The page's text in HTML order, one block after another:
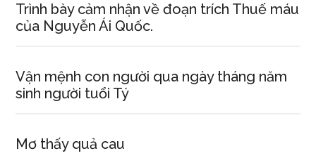
Trình bày cảm nhận về đoạn trích Thuế máu
của Nguyễn Ái Quốc.
Vận mệnh con người qua ngày tháng năm
sinh người tuổi Tý
Mơ thấy quả cau